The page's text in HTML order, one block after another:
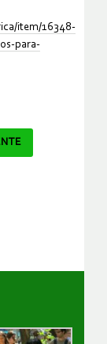
item/16348-
para-